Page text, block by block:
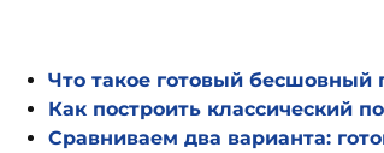
Что такое готовый бесшовный
Как построить классический
Сравниваем два варианта: